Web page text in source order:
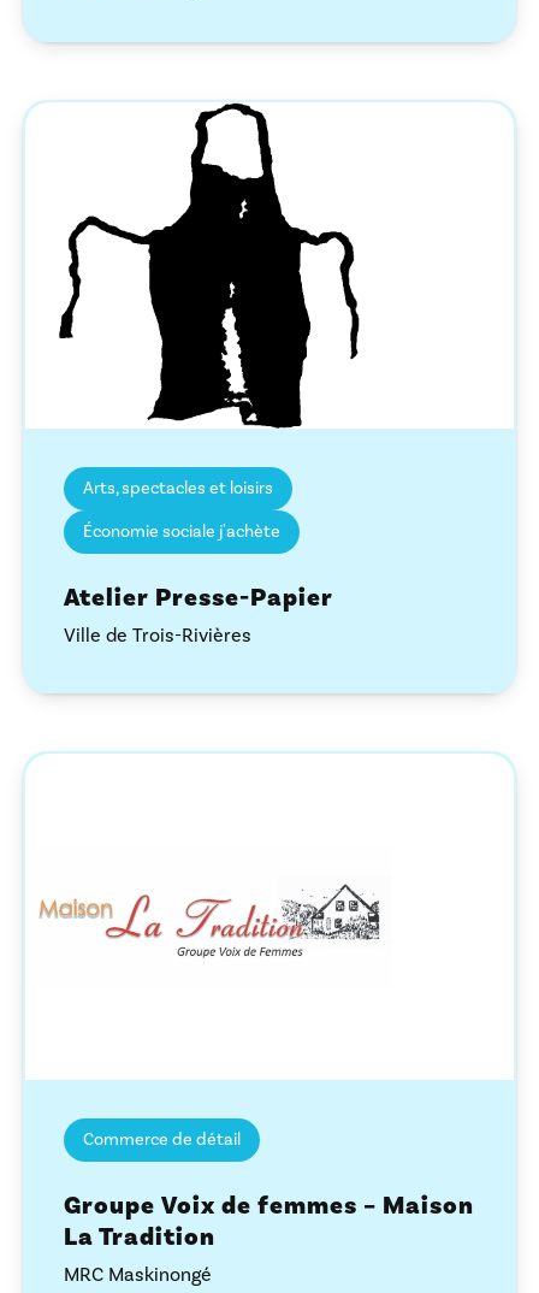
Arts, spectacles et loisirs
Économie sociale j'achète
Atelier Presse-Papier
Ville de Trois-Rivières
Commerce de détail
Groupe Voix de femmes – Maison
La Tradition
MRC Maskinongé